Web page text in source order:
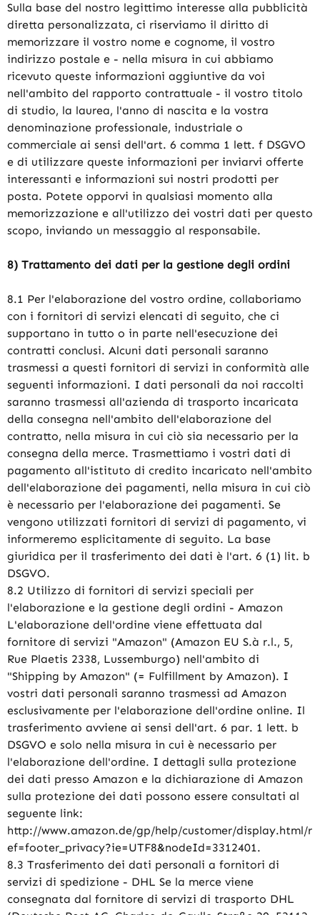
Sulla base del nostro legittimo interesse alla pubblicità
diretta personalizzata, ci riserviamo il diritto di
memorizzare il vostro nome e cognome, il vostro
indirizzo postale e - nella misura in cui abbiamo
ricevuto queste informazioni aggiuntive da voi
nell'ambito del rapporto contrattuale - il vostro titolo
di studio, la laurea, l'anno di nascita e la vostra
denominazione professionale, industriale o
commerciale ai sensi dell'art. 6 comma 1 lett. f DSGVO
e di utilizzare queste informazioni per inviarvi offerte
interessanti e informazioni sui nostri prodotti per
posta. Potete opporvi in qualsiasi momento alla
memorizzazione e all'utilizzo dei vostri dati per questo
scopo, inviando un messaggio al responsabile.
8) Trattamento dei dati per la gestione degli ordini
8.1 Per l'elaborazione del vostro ordine, collaboriamo
con i fornitori di servizi elencati di seguito, che ci
supportano in tutto o in parte nell'esecuzione dei
contratti conclusi. Alcuni dati personali saranno
trasmessi a questi fornitori di servizi in conformità alle
seguenti informazioni. I dati personali da noi raccolti
saranno trasmessi all'azienda di trasporto incaricata
della consegna nell'ambito dell'elaborazione del
contratto, nella misura in cui ciò sia necessario per la
consegna della merce. Trasmettiamo i vostri dati di
pagamento all'istituto di credito incaricato nell'ambito
dell'elaborazione dei pagamenti, nella misura in cui ciò
è necessario per l'elaborazione dei pagamenti. Se
vengono utilizzati fornitori di servizi di pagamento, vi
informeremo esplicitamente di seguito. La base
giuridica per il trasferimento dei dati è l'art. 6 (1) lit. b
DSGVO.
8.2 Utilizzo di fornitori di servizi speciali per
l'elaborazione e la gestione degli ordini - Amazon
L'elaborazione dell'ordine viene effettuata dal
fornitore di servizi "Amazon" (Amazon EU S.à r.l., 5,
Rue Plaetis 2338, Lussemburgo) nell'ambito di
"Shipping by Amazon" (= Fulfillment by Amazon). I
vostri dati personali saranno trasmessi ad Amazon
esclusivamente per l'elaborazione dell'ordine online. Il
trasferimento avviene ai sensi dell'art. 6 par. 1 lett. b
DSGVO e solo nella misura in cui è necessario per
l'elaborazione dell'ordine. I dettagli sulla protezione
dei dati presso Amazon e la dichiarazione di Amazon
sulla protezione dei dati possono essere consultati al
seguente link:
http://www.amazon.de/gp/help/customer/display.html/r
ef=footer_privacy?ie=UTF8&nodeId=3312401.
8.3 Trasferimento dei dati personali a fornitori di
servizi di spedizione - DHL Se la merce viene
consegnata dal fornitore di servizi di trasporto DHL